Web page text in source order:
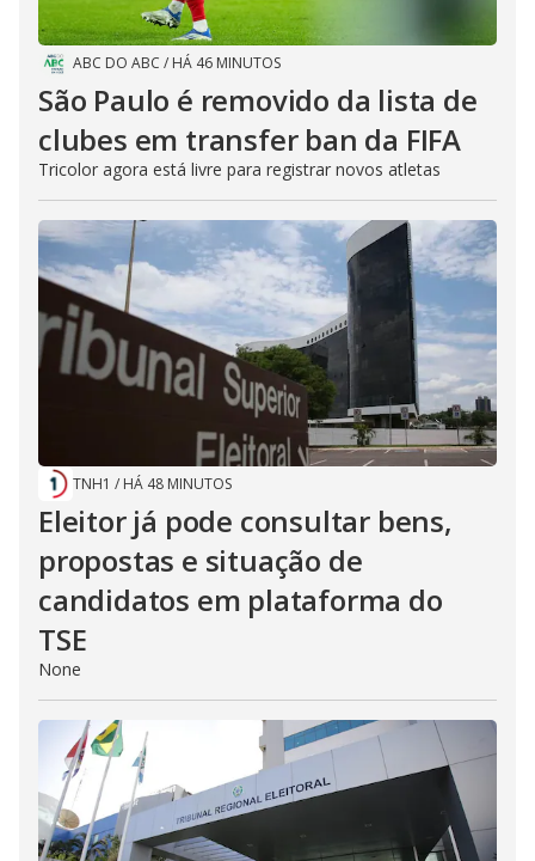
ABC DO ABC / HÁ 46 MINUTOS
São Paulo é removido da lista de
clubes em transfer ban da FIFA
Tricolor agora está livre para registrar novos atletas
TNH1 / HÁ 48 MINUTOS
Eleitor já pode consultar bens,
propostas e situação de
candidatos em plataforma do
TSE
None